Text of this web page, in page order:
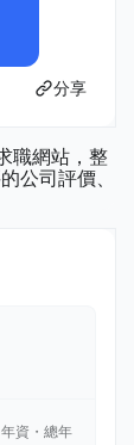
分享
年資・總年